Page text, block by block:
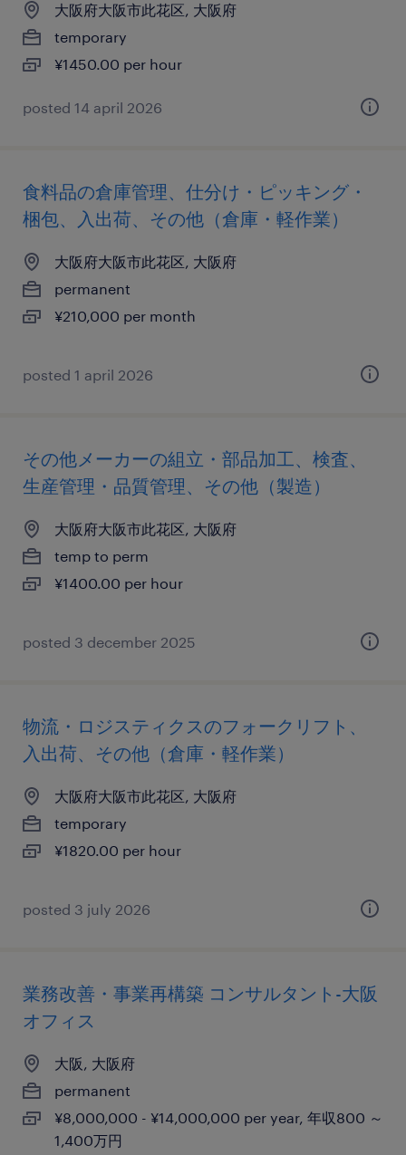
大阪府大阪市此花区, 大阪府
temporary
¥1450.00 per hour
posted 14 april 2026
食料品の倉庫管理、仕分け・ピッキング・
梱包、入出荷、その他（倉庫・軽作業）
大阪府大阪市此花区, 大阪府
permanent
¥210,000 per month
posted 1 april 2026
その他メーカーの組立・部品加工、検査、
生産管理・品質管理、その他（製造）
大阪府大阪市此花区, 大阪府
temp to perm
¥1400.00 per hour
posted 3 december 2025
物流・ロジスティクスのフォークリフト、
入出荷、その他（倉庫・軽作業）
大阪府大阪市此花区, 大阪府
temporary
¥1820.00 per hour
posted 3 july 2026
業務改善・事業再構築 コンサルタント-大阪
オフィス
大阪, 大阪府
permanent
¥8,000,000 - ¥14,000,000 per year, 年収800 ～
1,400万円